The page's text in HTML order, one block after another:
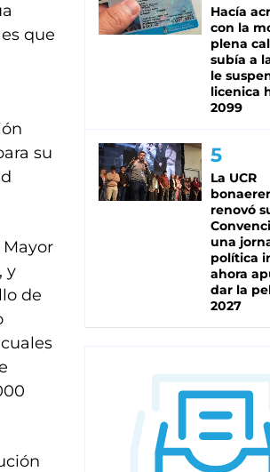
que
su
y
de
Hacía
con la
plena
subía a
le
licenica
2099
La UCR
renovó
una
política
ahora
dar la
2027